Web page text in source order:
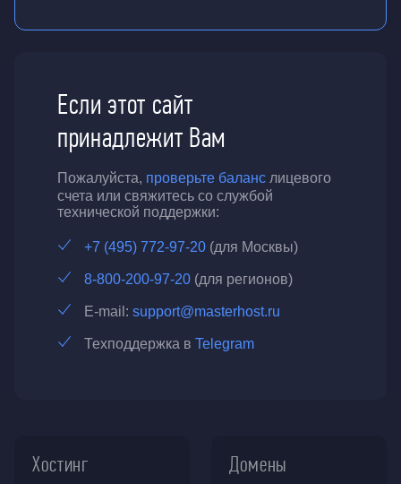
Если этот сайт
принадлежит Вам
Пожалуйста, проверьте баланс лицевого
счета или свяжитесь со службой
технической поддержки:
+7 (495) 772-97-20 (для Москвы)
8-800-200-97-20 (для регионов)
E-mail: support@masterhost.ru
Техподдержка в Telegram
Хостинг Домены